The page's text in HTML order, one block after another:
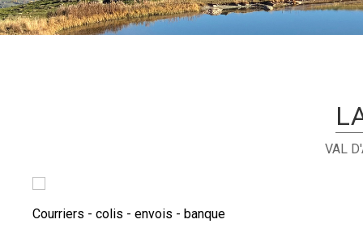
VAL
Courriers - colis - envois - banque